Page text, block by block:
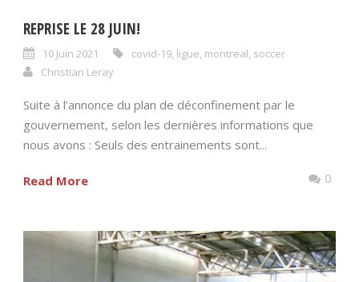
REPRISE LE 28 JUIN!
10 Juin 2021 covid-19, ligue, montreal, soccer
Christian Leray
Suite à l’annonce du plan de déconfinement par le
gouvernement, selon les dernières informations que
nous avons : Seuls des entrainements sont...
Read More 0